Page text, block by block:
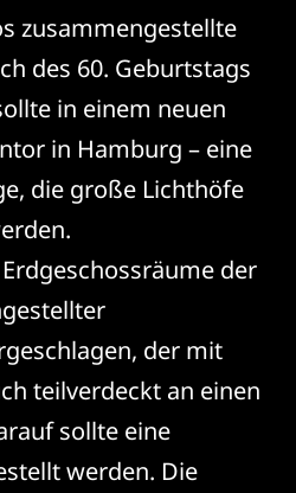
zusammengestellte
des 60. Geburtstags
in einem neuen
in Hamburg – eine
die große Lichthöfe
der
der mit
teilverdeckt an einen
sollte eine
werden. Die